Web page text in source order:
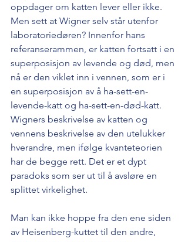
oppdager om katten lever eller ikke.
Men sett at Wigner selv står utenfor
laboratoriedøren? Innenfor hans
referanserammen, er katten fortsatt i en
superposisjon av levende og død, men
nå er den viklet inn i vennen, som er i
en superposisjon av å ha-sett-en-
levende-katt og ha-sett-en-død-katt.
Wigners beskrivelse av katten og
vennens beskrivelse av den utelukker
hverandre, men ifølge kvanteteorien
har de begge rett. Det er et dypt
paradoks som ser ut til å avsløre en
splittet virkelighet.
Man kan ikke hoppe fra den ene siden
av Heisenberg-kuttet til den andre,